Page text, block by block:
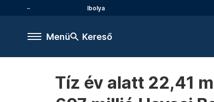
Ibolya
Menü Kereső
Tíz év alatt 22,41